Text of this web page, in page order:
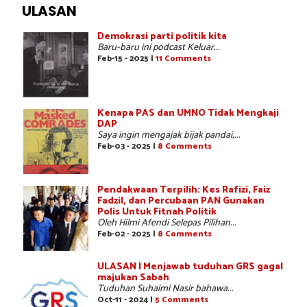
ULASAN
Demokrasi parti politik kita
Baru-baru ini podcast Keluar...
Feb-15 - 2025 | 11 Comments
Kenapa PAS dan UMNO Tidak Mengkaji
DAP
Saya ingin mengajak bijak pandai,...
Feb-03 - 2025 | 8 Comments
Pendakwaan Terpilih: Kes Rafizi, Faiz
Fadzil, dan Percubaan PAN Gunakan
Polis Untuk Fitnah Politik
Oleh Hilmi Afendi Selepas Pilihan...
Feb-02 - 2025 | 8 Comments
ULASAN | Menjawab tuduhan GRS gagal
majukan Sabah
Tuduhan Suhaimi Nasir bahawa...
Oct-11 - 2024 | 5 Comments